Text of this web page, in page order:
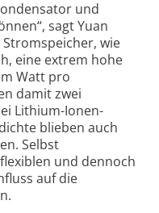
und
sagt Yuan
Stromspeicher, wie
eine extrem hohe
Watt pro
damit zwei
Lithium-Ionen-
blieben auch
Selbst
und dennoch
auf die